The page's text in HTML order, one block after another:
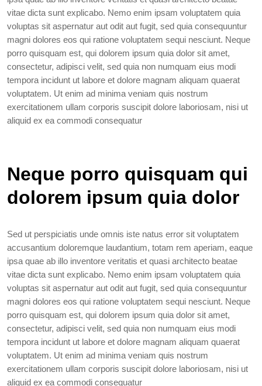
vitae dicta sunt explicabo. Nemo enim ipsam voluptatem quia
voluptas sit aspernatur aut odit aut fugit, sed quia consequuntur
magni dolores eos qui ratione voluptatem sequi nesciunt. Neque
porro quisquam est, qui dolorem ipsum quia dolor sit amet,
consectetur, adipisci velit, sed quia non numquam eius modi
tempora incidunt ut labore et dolore magnam aliquam quaerat
voluptatem. Ut enim ad minima veniam quis nostrum
exercitationem ullam corporis suscipit dolore laboriosam, nisi ut
aliquid ex ea commodi consequatur
Neque porro quisquam qui
dolorem ipsum quia dolor
Sed ut perspiciatis unde omnis iste natus error sit voluptatem
accusantium doloremque laudantium, totam rem aperiam, eaque
ipsa quae ab illo inventore veritatis et quasi architecto beatae
vitae dicta sunt explicabo. Nemo enim ipsam voluptatem quia
voluptas sit aspernatur aut odit aut fugit, sed quia consequuntur
magni dolores eos qui ratione voluptatem sequi nesciunt. Neque
porro quisquam est, qui dolorem ipsum quia dolor sit amet,
consectetur, adipisci velit, sed quia non numquam eius modi
tempora incidunt ut labore et dolore magnam aliquam quaerat
voluptatem. Ut enim ad minima veniam quis nostrum
exercitationem ullam corporis suscipit dolore laboriosam, nisi ut
aliquid ex ea commodi consequatur